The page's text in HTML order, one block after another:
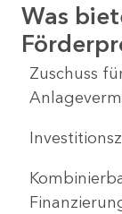
Was
Zuschuss